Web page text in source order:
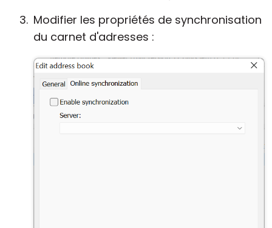
Modifier les propriétés de synchronisation
du carnet d'adresses :